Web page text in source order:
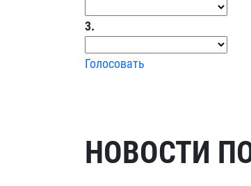
3.
Голосовать
НОВОСТИ